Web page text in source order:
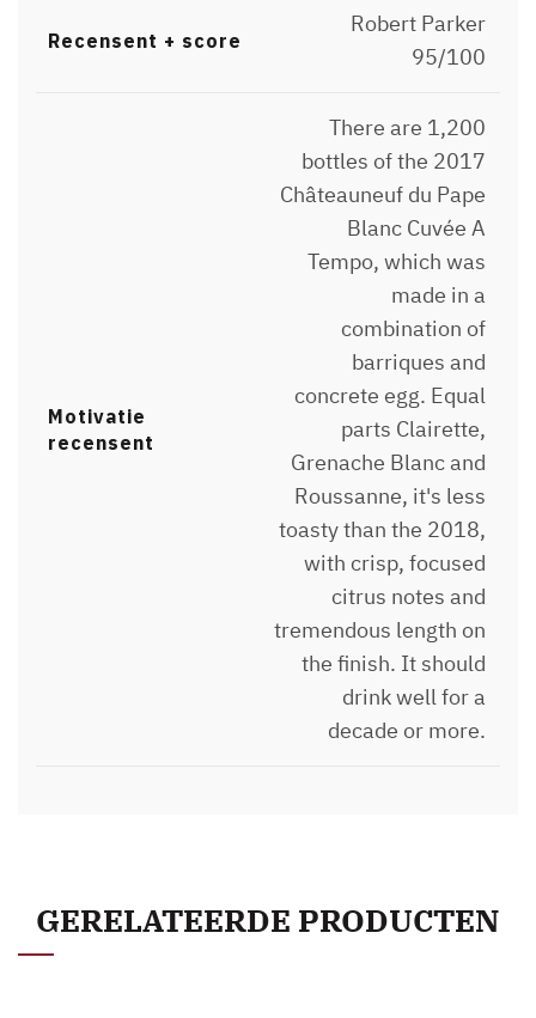
Recensent + score
Robert Parker
95/100
Motivatie
recensent
There are 1,200
bottles of the 2017
Châteauneuf du Pape
Blanc Cuvée A
Tempo, which was
made in a
combination of
barriques and
concrete egg. Equal
parts Clairette,
Grenache Blanc and
Roussanne, it's less
toasty than the 2018,
with crisp, focused
citrus notes and
tremendous length on
the finish. It should
drink well for a
decade or more.
GERELATEERDE PRODUCTEN